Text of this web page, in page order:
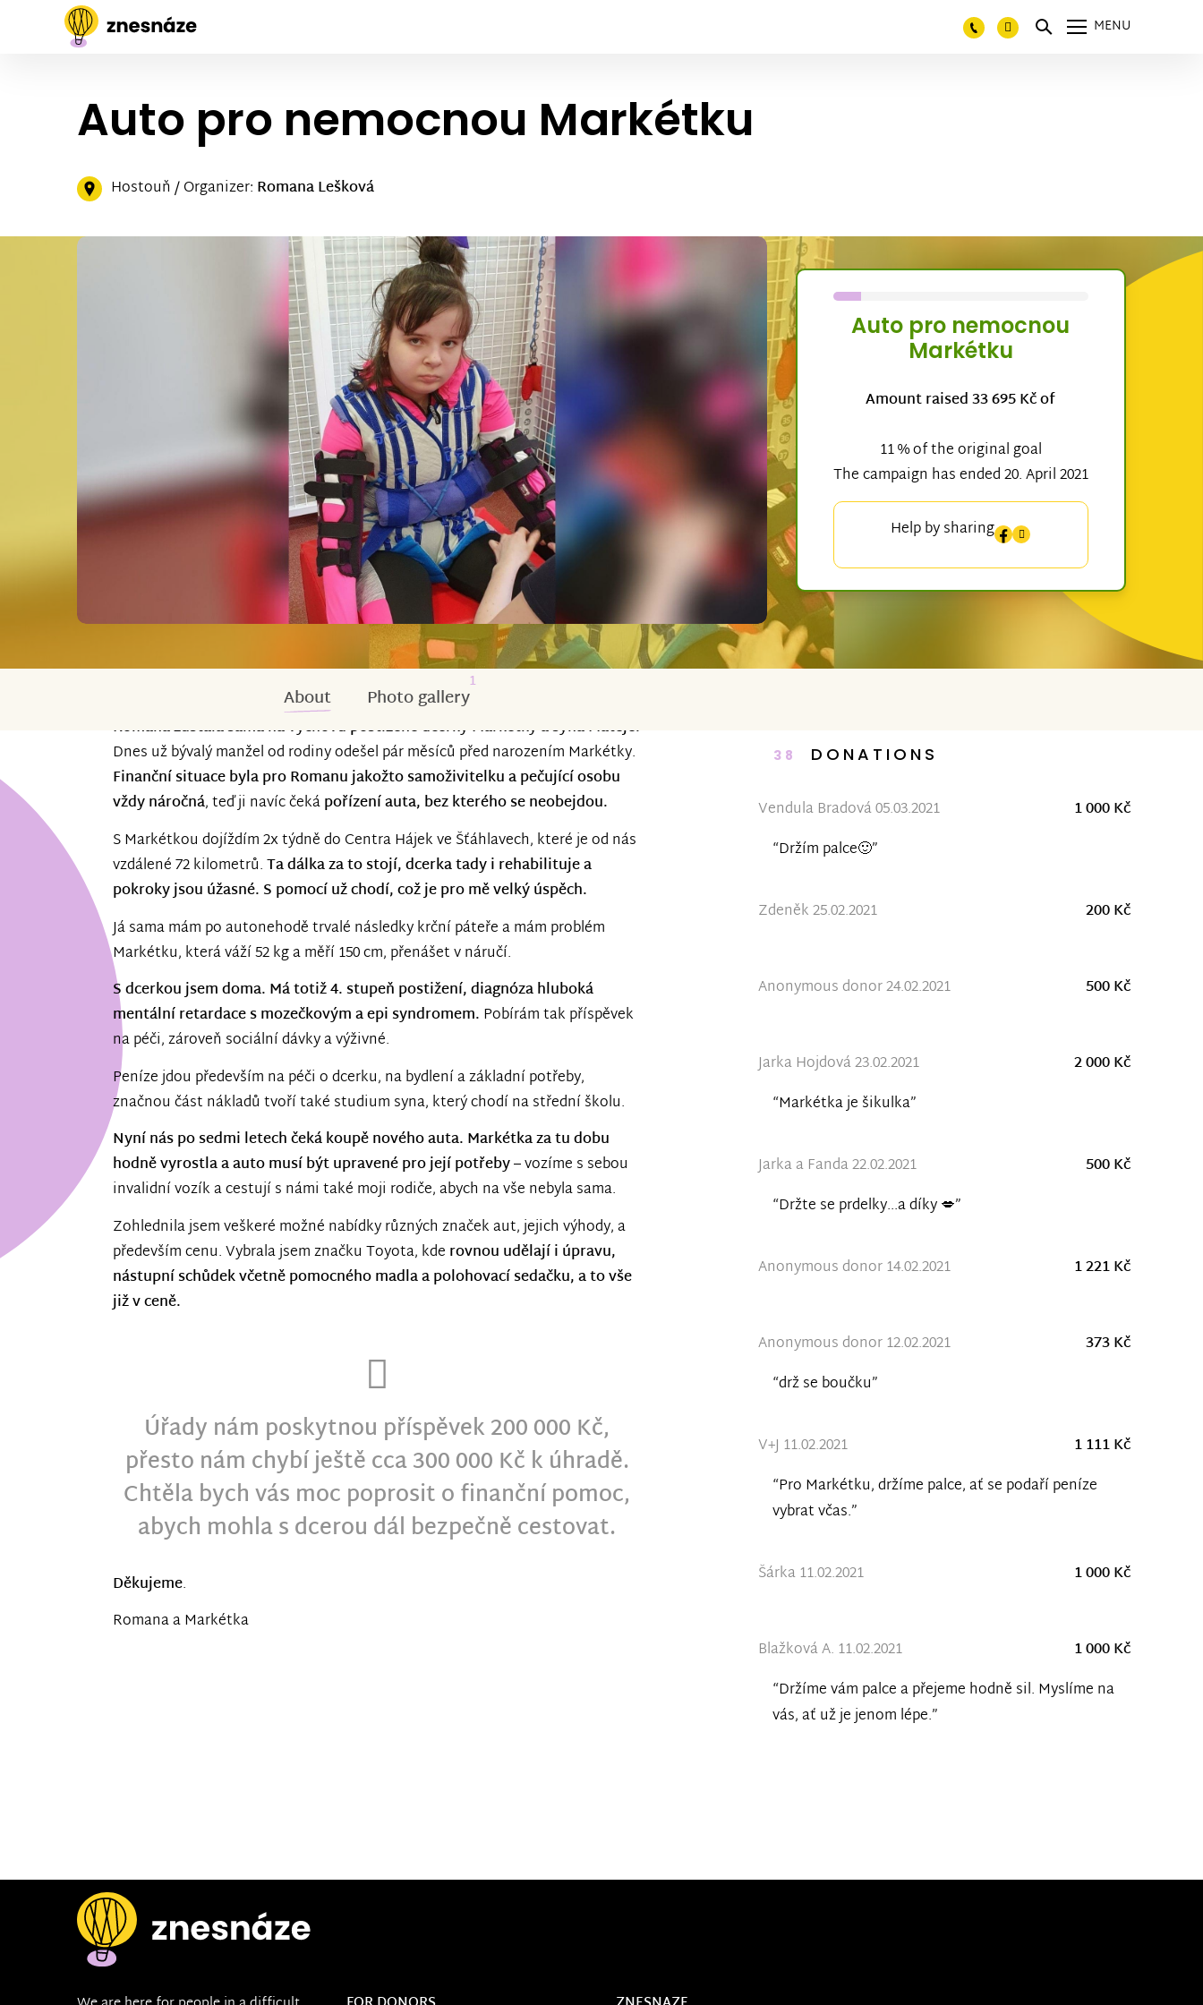
MENU
Auto pro nemocnou Markétku
Hostouň / Organizer: Romana Lešková
Auto pro nemocnou
Markétku
Amount raised 33 695 Kč of
11 % of the original goal
The campaign has ended 20. April 2021
Help by sharing
About Photo gallery
1
Romana zůstala sama na výchovu postižené dcerky Markétky a syna Matěje.
Dnes už bývalý manžel od rodiny odešel pár měsíců před narozením Markétky.
Finanční situace byla pro Romanu jakožto samoživitelku a pečující osobu
vždy náročná, teď ji navíc čekápořízení auta, bez kterého se neobejdou.
S Markétkou dojíždím 2x týdně do Centra Hájek ve Šťáhlavech, které je od nás
vzdálené 72 kilometrů.Ta dálka za to stojí, dcerka tady i rehabilituje a
pokroky jsou úžasné. S pomocí už chodí, což je pro mě velký úspěch.
Já sama mám po autonehodě trvalé následky krční páteře a mám problém
Markétku, která váží 52 kg a měří 150 cm, přenášet v náručí.
S dcerkou jsem doma. Má totiž 4. stupeň postižení, diagnóza hluboká
mentální retardace s mozečkovým a epi syndromem. Pobírám tak příspěvek
na péči, zároveň sociální dávky a výživné.
Peníze jdou především na péči o dcerku, na bydlení a základní potřeby,
značnou část nákladů tvoří také studium syna, který chodí na střední školu.
Nyní nás po sedmi letech čeká koupě nového auta. Markétka za tu dobu
hodně vyrostla a auto musí být upravené pro její potřeby– vozíme s sebou
invalidní vozík a cestují s námi také moji rodiče, abych na vše nebyla sama.
Zohlednila jsem veškeré možné nabídky různých značek aut, jejich výhody, a
především cenu. Vybrala jsem značku Toyota, kde rovnou udělají i úpravu,
nástupní schůdek včetně pomocného madla a polohovací sedačku, a to vše
již v ceně.
Úřady nám poskytnou příspěvek 200 000 Kč,
přesto nám chybí ještě cca 300 000 Kč k úhradě.
Chtěla bych vás moc poprosit o finanční pomoc,
abych mohla s dcerou dál bezpečně cestovat.
Děkujeme.
Romana a Markétka
38 DONATIONS
Vendula Bradová 05.03.2021
1 000 Kč
“Držím palce🙂”
Zdeněk 25.02.2021 200 Kč
Anonymous donor 24.02.2021 500 Kč
Jarka Hojdová 23.02.2021
2 000 Kč
“Markétka je šikulka”
Jarka a Fanda 22.02.2021
500 Kč
“Držte se prdelky...a díky 💋”
Anonymous donor 14.02.2021 1 221 Kč
Anonymous donor 12.02.2021
373 Kč
“drž se boučku”
V+J 11.02.2021
1 111 Kč
“Pro Markétku, držíme palce, ať se podaří peníze
vybrat včas.”
Šárka 11.02.2021 1 000 Kč
Blažková A. 11.02.2021
1 000 Kč
“Držíme vám palce a přejeme hodně sil. Myslíme na
vás, ať už je jenom lépe.”